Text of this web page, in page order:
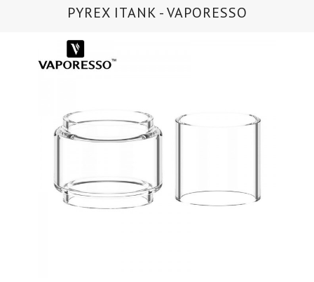
PYREX ITANK - VAPORESSO